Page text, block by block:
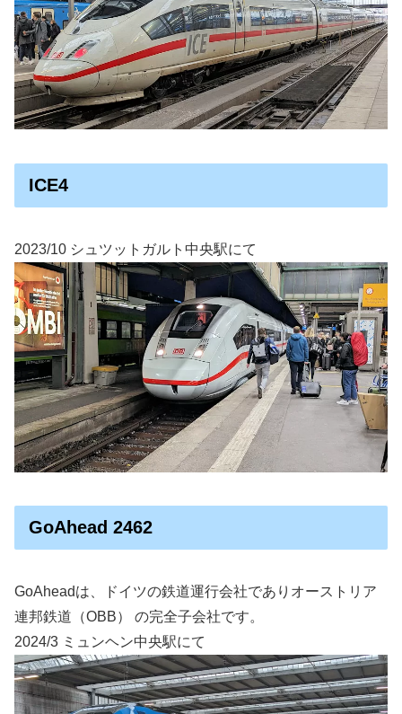
ICE4
2023/10 シュツットガルト中央駅にて
GoAhead 2462
GoAheadは、ドイツの鉄道運行会社でありオーストリア
連邦鉄道（OBB） の完全子会社です。
2024/3 ミュンヘン中央駅にて